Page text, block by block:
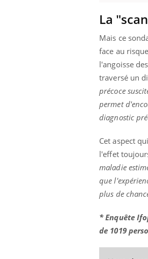
La
Mais ce
face au
l'angoisse
traversé un
précoce
permet
diagnostic
Cet aspect
l'effet
maladie
que
plus de
* Enquête
de 1019